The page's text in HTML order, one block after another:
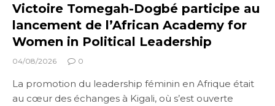
Victoire Tomegah-Dogbé participe au
lancement de l’African Academy for
Women in Political Leadership
04/08/2026 0
La promotion du leadership féminin en Afrique était
au cœur des échanges à Kigali, où s’est ouverte